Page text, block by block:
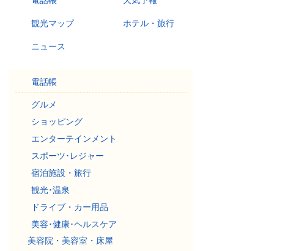
観光マップ ホテル・旅行
ニュース
電話帳
グルメ
ショッピング
エンターテインメント
スポーツ･レジャー
宿泊施設・旅行
観光･温泉
ドライブ・カー用品
美容･健康･ヘルスケア
美容院・美容室・床屋